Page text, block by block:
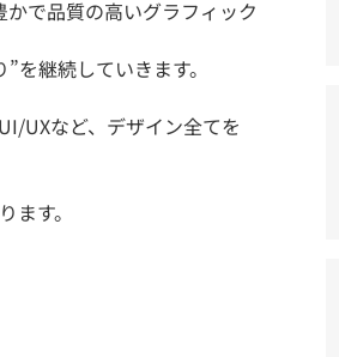
で品質の高いグラフィック
を継続していきます。
UXなど、デザイン全てを
す。